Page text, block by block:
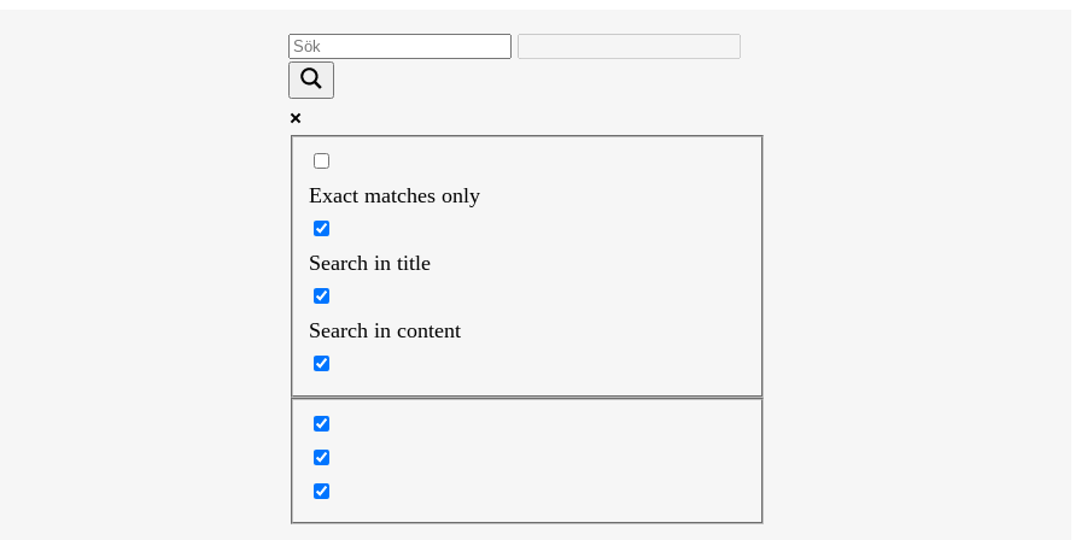
Exact matches only
Search in title
Search in content